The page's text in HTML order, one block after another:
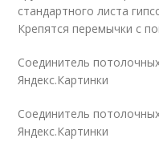
стандартного листа
Крепятся перемычки с
Соединитель
Яндекс.Картинки
Соединитель
Яндекс.Картинки